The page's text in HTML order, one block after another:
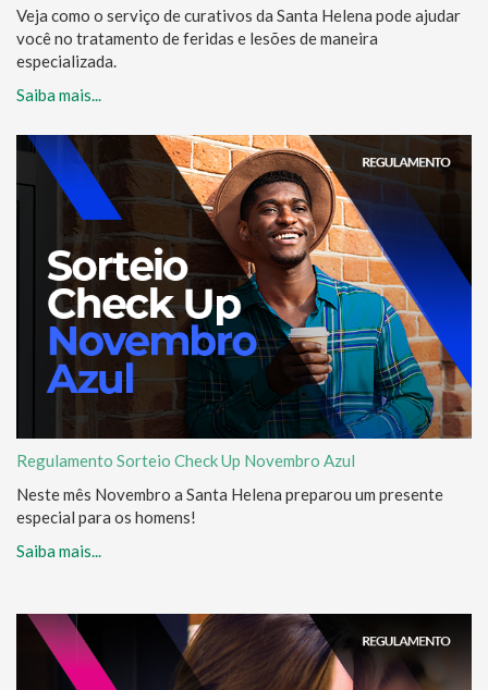
Veja como o serviço de curativos da Santa Helena pode ajudar
você no tratamento de feridas e lesões de maneira
especializada.
Saiba mais...
Regulamento Sorteio Check Up Novembro Azul
Neste mês Novembro a Santa Helena preparou um presente
especial para os homens!
Saiba mais...